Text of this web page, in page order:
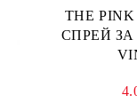
THE
СПРЕЙ ЗА